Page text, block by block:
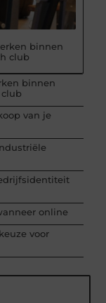
binnen
club
binnen
van je
online
voor